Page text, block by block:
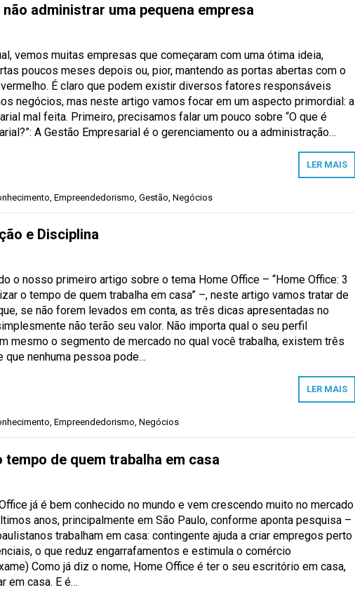
administrar uma pequena empresa
vemos muitas empresas que começaram com uma ótima ideia,
poucos meses depois ou, pior, mantendo as portas abertas com o
É claro que podem existir diversos fatores responsáveis
negócios, mas neste artigo vamos focar em um aspecto primordial: a
mal feita. Primeiro, precisamos falar um pouco sobre “O que é
A Gestão Empresarial é o gerenciamento ou a administração…
LER MAIS
Empreendedorismo Gestão Negócios
e Disciplina
o nosso primeiro artigo sobre o tema Home Office – “Home Office: 3
o tempo de quem trabalha em casa” –, neste artigo vamos tratar de
se não forem levados em conta, as três dicas apresentadas no
não terão seu valor. Não importa qual o seu perfil
mesmo o segmento de mercado no qual você trabalha, existem três
que nenhuma pessoa pode…
LER MAIS
, Empreendedorismo, Negócios
de quem trabalha em casa
já é bem conhecido no mundo e vem crescendo muito no mercado
anos, principalmente em São Paulo, conforme aponta pesquisa –
trabalham em casa: contingente ajuda a criar empregos perto
o que reduz engarrafamentos e estimula o comércio
Como já diz o nome, Home Office é ter o seu escritório em casa,
em casa. E é…